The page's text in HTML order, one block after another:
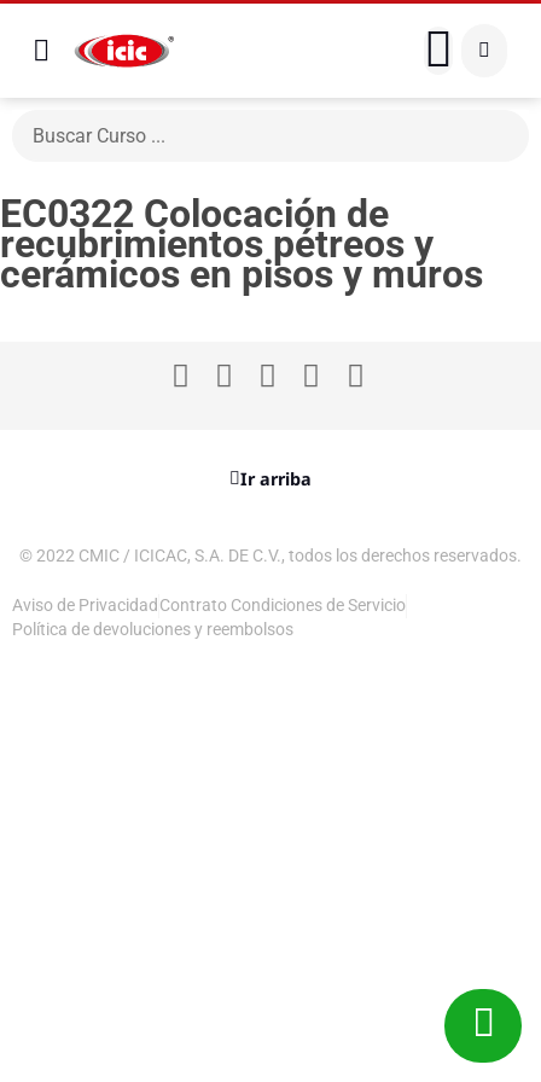
EC0322 Colocación de
recubrimientos pétreos y
cerámicos en pisos y muros
Ir arriba
© 2022 CMIC / ICICAC, S.A. DE C.V., todos los derechos reservados.
Aviso de Privacidad Contrato Condiciones de Servicio
Política de devoluciones y reembolsos